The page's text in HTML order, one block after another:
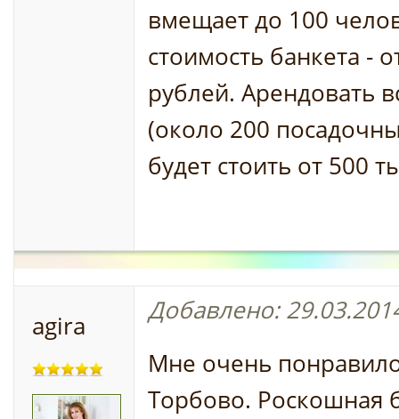
вмещает до 100
стоимость банкета -
рублей. Арендовать
(около 200
будет стоить от 500
agira
Добавлено:
Мне очень
Торбово. Роскошная